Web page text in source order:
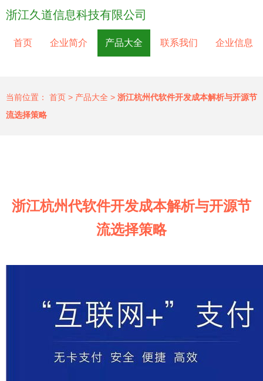
浙江久道信息科技有限公司
首页 企业简介 产品大全 联系我们 企业信息
当前位置： 首页 > 产品大全 > 浙江杭州代软件开发成本解析与开源节
流选择策略
浙江杭州代软件开发成本解析与开源节
流选择策略